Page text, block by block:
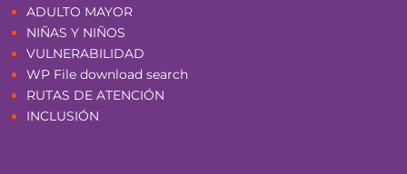
ADULTO MAYOR
NIÑAS Y NIÑOS
VULNERABILIDAD
WP File download search
RUTAS DE ATENCIÓN
INCLUSIÓN